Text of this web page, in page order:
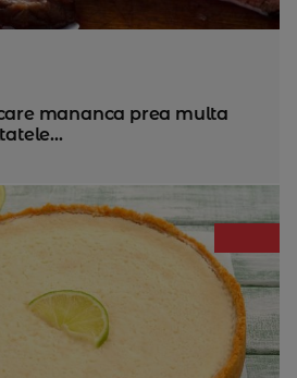
mananca prea multa